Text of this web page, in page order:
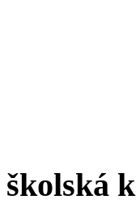
školská